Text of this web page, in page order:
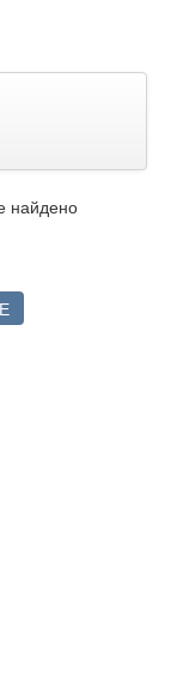
найдено